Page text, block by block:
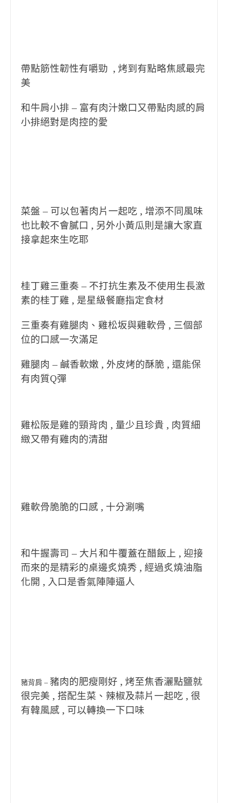
帶點筋性韌性有嚼勁 , 烤到有點略焦感最完
美
和牛肩小排 – 富有肉汁嫩口又帶點肉感的肩
小排絕對是肉控的愛
菜盤 – 可以包著肉片一起吃 , 增添不同風味
也比較不會膩口 , 另外小黃瓜則是讓大家直
接拿起來生吃耶
桂丁雞三重奏 – 不打抗生素及不使用生長激
素的桂丁雞 , 是星級餐廳指定食材
三重奏有雞腿肉、雞松坂與雞軟骨 , 三個部
位的口感一次滿足
雞腿肉 – 鹹香軟嫩 , 外皮烤的酥脆 , 還能保
有肉質Q彈
雞松阪是雞的頸背肉 , 量少且珍貴 , 肉質細
緻又帶有雞肉的清甜
雞軟骨脆脆的口感 , 十分涮嘴
和牛握壽司 – 大片和牛覆蓋在醋飯上 , 迎接
而來的是精彩的桌邊炙燒秀 , 經過炙燒油脂
化開 , 入口是香氣陣陣逼人
豬背肩 – 豬肉的肥瘦剛好 , 烤至焦香灑點鹽就
很完美 , 搭配生菜、辣椒及蒜片一起吃 , 很
有韓風感 , 可以轉換一下口味